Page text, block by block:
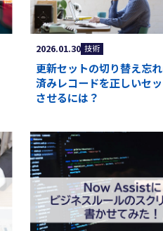
お問い合わせフォーム
2026.01.30 技術
更新セットの切り替え忘
済みレコードを正しいセ
させるには？